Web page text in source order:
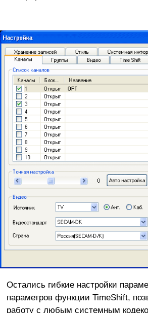
Остались гибкие настройки
параметров функции TimeShift,
работу с любым системным